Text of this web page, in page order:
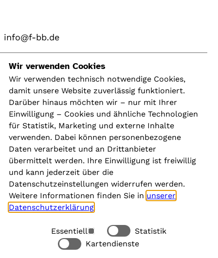
info@f-bb.de
Navigation
Kontakt
Presse
Aktuelles
Karriere
Newsletter
Social Media
Rechtliches
Wir verwenden Cookies
Wir verwenden technisch notwendige Cookies,
damit unsere Website zuverlässig funktioniert.
Darüber hinaus möchten wir – nur mit Ihrer
Einwilligung – Cookies und ähnliche Technologien
für Statistik, Marketing und externe Inhalte
verwenden. Dabei können personenbezogene
Daten verarbeitet und an Drittanbieter
übermittelt werden. Ihre Einwilligung ist freiwillig
und kann jederzeit über die
Datenschutzeinstellungen widerrufen werden.
Weitere Informationen finden Sie in unserer
Datenschutzerklärung
Essentiell
Statistik
Kartendienste